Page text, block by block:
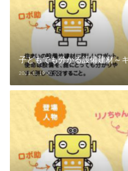
子どもでも分かる設備建材～
2021.11.19 03:00